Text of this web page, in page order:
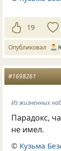
19
Опубликовал
#1698261
Из жизненных
Парадокс,
не имел.
© Кузьма